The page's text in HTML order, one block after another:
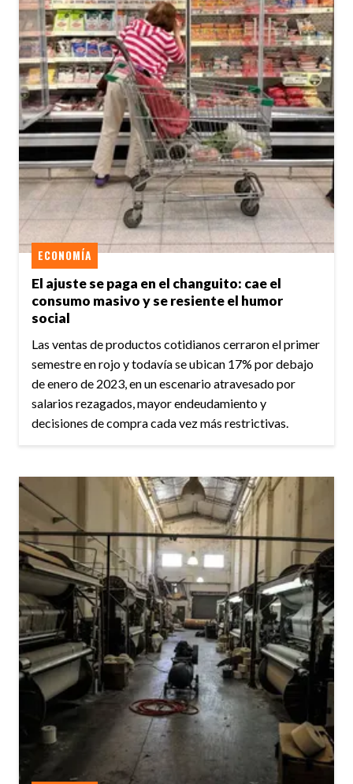
El ajuste se paga en el changuito: cae el
consumo masivo y se resiente el humor
social
ECONOMÍA
Las ventas de productos cotidianos cerraron el primer
semestre en rojo y todavía se ubican 17% por debajo
de enero de 2023, en un escenario atravesado por
salarios rezagados, mayor endeudamiento y
decisiones de compra cada vez más restrictivas.